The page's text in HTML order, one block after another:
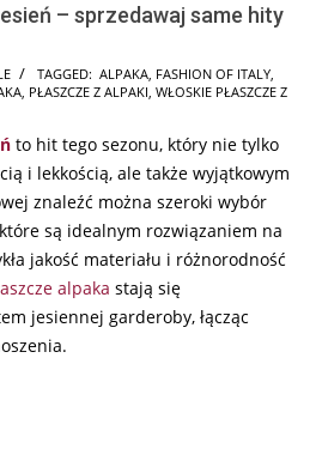
– sprzedawaj same hity
TAGGED: ALPAKA FASHION OF ITALY
PŁASZCZE Z ALPAKI WŁOSKIE PŁASZCZE Z
to hit tego sezonu, który nie tylko
i lekkością, ale także wyjątkowym
znaleźć można szeroki wybór
są idealnym rozwiązaniem na
jakość materiału i różnorodność
alpaka stają się
jesiennej garderoby, łącząc